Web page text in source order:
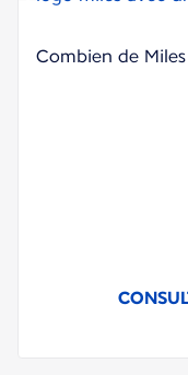
Combien de